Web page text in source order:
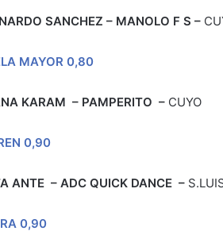
SANCHEZ – MANOLO F S –
MAYOR 0,80
KARAM – PAMPERITO – CUYO
0,90
ANTE – ADC QUICK DANCE –
0,90